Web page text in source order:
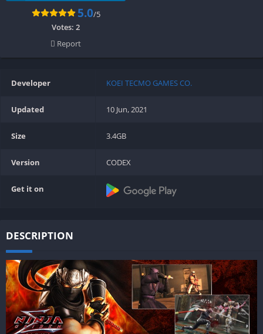
5.0/5
Votes: 2
Report
Developer KOEI TECMO GAMES CO.
Updated 10 Jun, 2021
Size 3.4GB
Version CODEX
Get it on
DESCRIPTION